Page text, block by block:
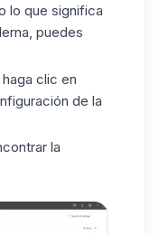
lo que significa
puedes
clic en
de la
la